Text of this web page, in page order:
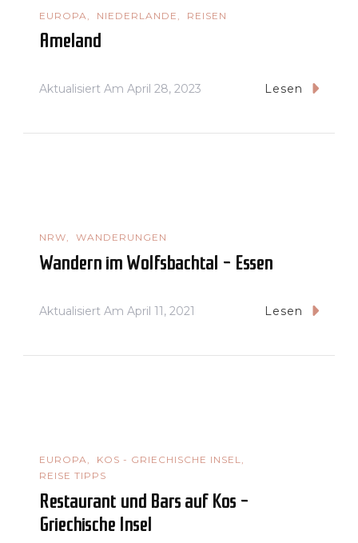
EUROPA NIEDERLANDE REISEN
Ameland
Aktualisiert Am April 28, 2023 Lesen
NRW WANDERUNGEN
Wandern im Wolfsbachtal – Essen
Aktualisiert Am April 11, 2021 Lesen
EUROPA
KOS - GRIECHISCHE INSEL
REISE TIPPS
Restaurant und Bars auf Kos –
Griechische Insel